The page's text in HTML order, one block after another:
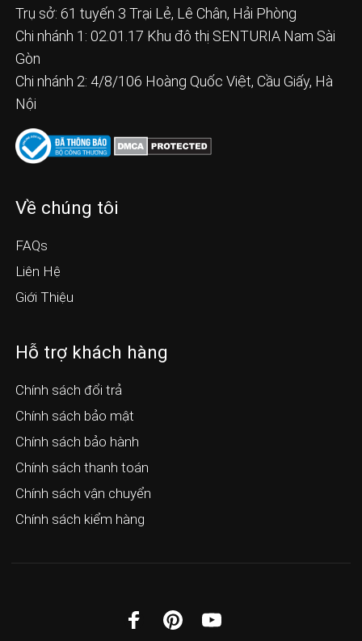
Trụ sở: 61 tuyến 3 Trại Lẻ, Lê Chân, Hải Phòng
Chi nhánh 1: 02.01.17 Khu đô thị SENTURIA Nam Sài
Gòn
Chi nhánh 2: 4/8/106 Hoàng Quốc Việt, Cầu Giấy, Hà
Nội
Về chúng tôi
FAQs
Liên Hệ
Giới Thiệu
Hỗ trợ khách hàng
Chính sách đổi trả
Chính sách bảo mật
Chính sách bảo hành
Chính sách thanh toán
Chính sách vận chuyển
Chính sách kiểm hàng